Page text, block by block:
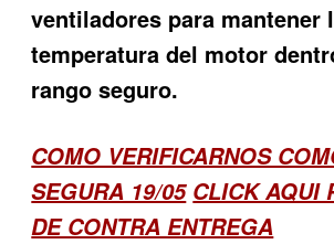
ventiladores para mantener
temperatura del motor
rango seguro.
COMO VERIFICARNOS
SEGURA 19/05 CLICK AQUI
DE CONTRA ENTREGA